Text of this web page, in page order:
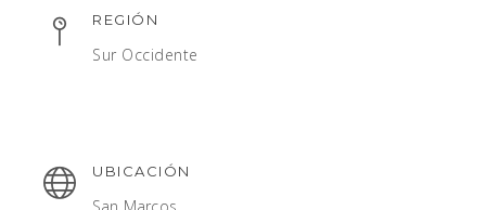
REGIÓN
Sur Occidente
UBICACIÓN